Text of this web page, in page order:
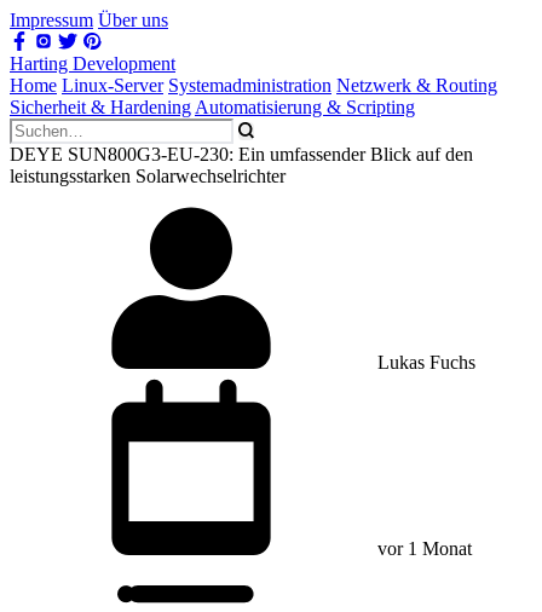
Impressum Über uns
Harting Development
Home Linux-Server Systemadministration Netzwerk & Routing
Sicherheit & Hardening Automatisierung & Scripting
DEYE SUN800G3-EU-230: Ein umfassender Blick auf den
leistungsstarken Solarwechselrichter
Lukas Fuchs
vor 1 Monat